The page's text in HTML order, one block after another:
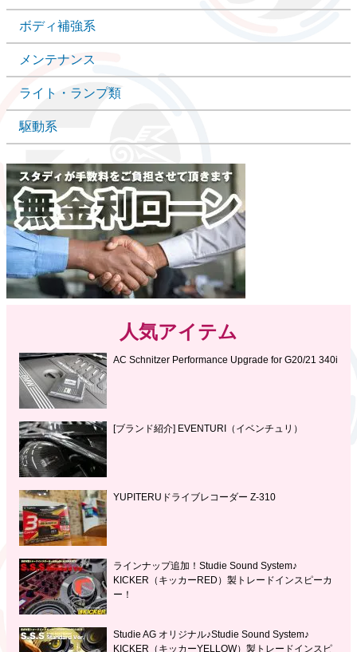
ボディ補強系
メンテナンス
ライト・ランプ類
駆動系
人気アイテム
AC Schnitzer Performance Upgrade for G20/21 340i
[ブランド紹介] EVENTURI（イベンチュリ）
YUPITERUドライブレコーダー Z-310
ラインナップ追加！Studie Sound System♪
KICKER（キッカーRED）製トレードインスピーカ
ー！
Studie AG オリジナル♪Studie Sound System♪
KICKER（キッカーYELLOW）製トレードインスピ